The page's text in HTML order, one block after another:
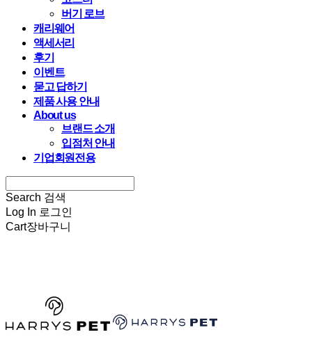
버기 로브
캐리웨어
액세서리
후기
이벤트
묻고 답하기
제품 사용 안내
About us
브랜드 소개
입점처 안내
기업회원전용
Search 검색
Log In 로그인
Cart장바구니